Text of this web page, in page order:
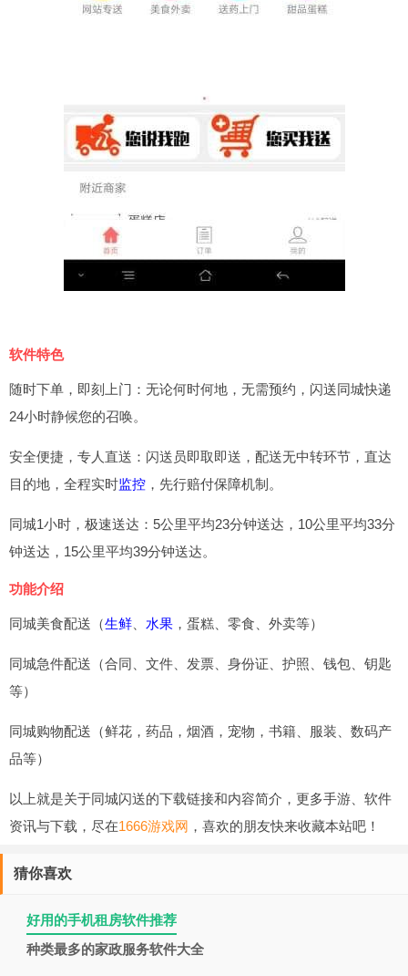
软件特色
随时下单，即刻上门：无论何时何地，无需预约，闪送同城快递
24小时静候您的召唤。
安全便捷，专人直送：闪送员即取即送，配送无中转环节，直达
目的地，全程实时监控 ，先行赔付保障机制。
同城1小时，极速送达：5公里平均23分钟送达，10公里平均33分
钟送达，15公里平均39分钟送达。
功能介绍
同城美食配送（生鲜 水果 ，蛋糕、零食、外卖等）
同城急件配送（合同、文件、发票、身份证、护照、钱包、钥匙
等）
同城购物配送（鲜花，药品，烟酒，宠物，书籍、服装、数码产
品等）
以上就是关于同城闪送的下载链接和内容简介，更多手游、软件
资讯与下载，尽在1666游戏网 ，喜欢的朋友快来收藏本站吧！
猜你喜欢
好用的手机租房软件推荐
种类最多的家政服务软件大全